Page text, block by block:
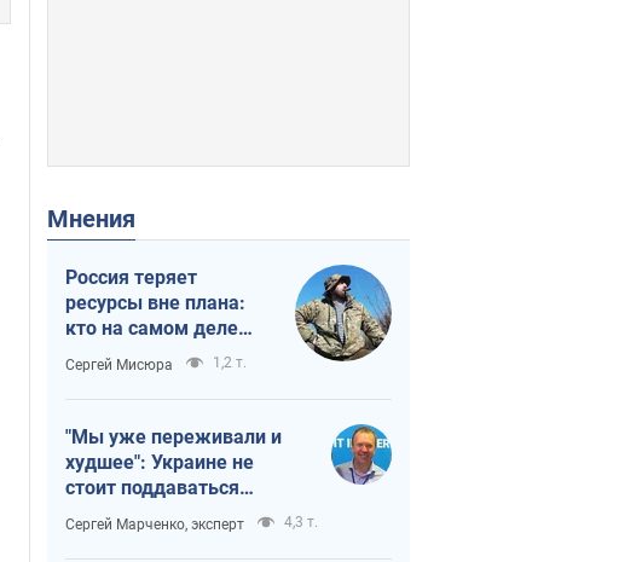
Мнения
Россия теряет
ресурсы вне плана:
кто на самом деле
диктует темп войны
Сергей Мисюра 1,2 т.
"Мы уже переживали и
худшее": Украине не
стоит поддаваться
отчаянию из-за
ракетного террора
Сергей Марченко, эксперт 4,3 т.